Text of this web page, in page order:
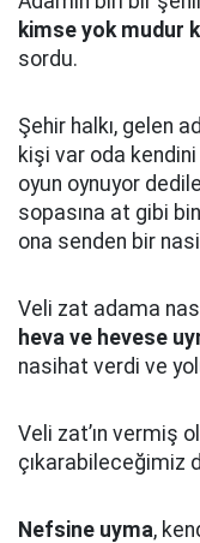
kimse yok mudur
sordu.
Şehir halkı, gelen
kişi var oda
oyun oynuyor
sopasına at gibi
ona senden bir
Veli zat adama
heva ve hevese
nasihat verdi ve
Veli zat’ın vermiş
çıkarabileceğimiz
Nefsine uyma,